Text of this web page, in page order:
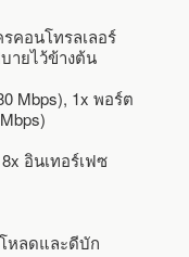
รคอนโทรลเลอร์
ายไว้ข้างต้น
Mbps), 1x พอร์ต
อินเทอร์เฟซ
หลดและดีบัก